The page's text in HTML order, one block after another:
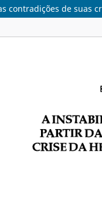
contradições de suas